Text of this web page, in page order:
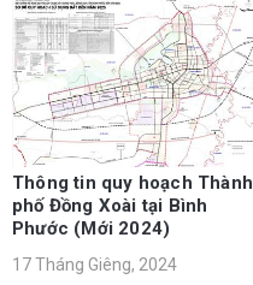
Thông tin quy hoạch Thành
phố Đồng Xoài tại Bình
Phước (Mới 2024)
17 Tháng Giêng, 2024